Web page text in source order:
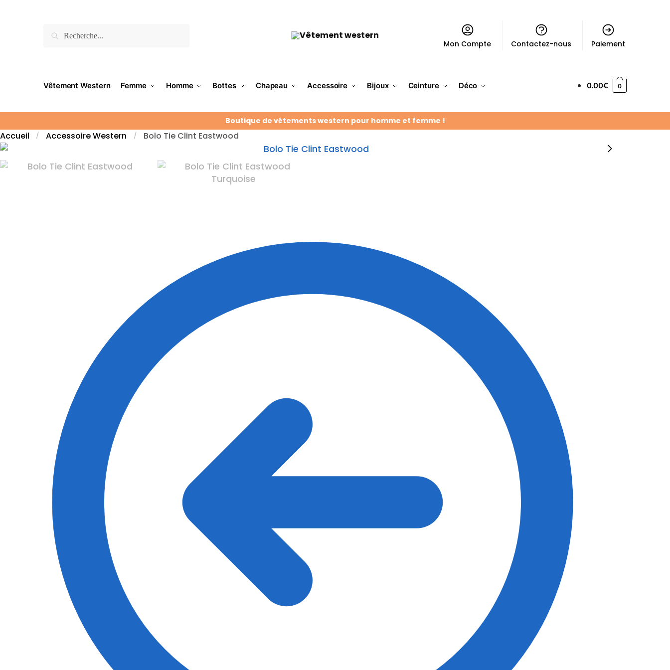
Mon Compte Contactez-nous Paiement
Vêtement Western Femme Homme Bottes Chapeau Accessoire Bijoux Ceinture Déco 0.00€ 0
Boutique de vêtements western pour homme et femme !
Accueil / Accessoire Western / Bolo Tie Clint Eastwood